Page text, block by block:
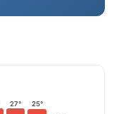
27° 25°